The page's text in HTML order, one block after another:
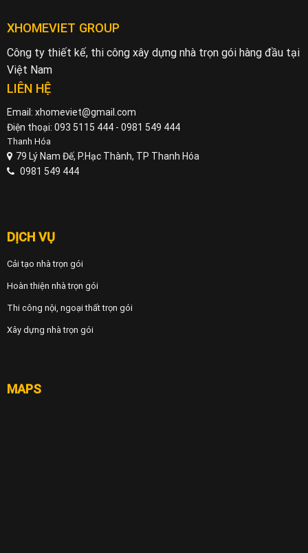
XHOMEVIET GROUP
Công ty thiết kế, thi công xây dựng nhà trọn gói hàng đầu tại
Việt Nam
LIÊN HỆ
Email: xhomeviet@gmail.com
Điện thoại: 093 5115 444 - 0981 549 444
Thanh Hóa
79 Lý Nam Đế, P.Hạc Thành, TP Thanh Hóa
0981 549 444
DỊCH VỤ
Cải tạo nhà trọn gói
Hoàn thiện nhà trọn gói
Thi công nội, ngoại thất trọn gói
Xây dựng nhà trọn gói
MAPS